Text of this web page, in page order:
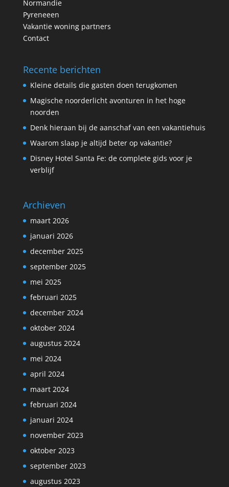
Normandie
Pyreneeen
Vakantie woning partners
Contact
Recente berichten
Kleine details die gasten doen terugkomen
Magische noorderlicht avonturen in het hoge
noorden
Denk hieraan bij de aanschaf van een vakantiehuis
Waarom slaap je altijd beter op vakantie?
Disney Hotel Santa Fe: de complete gids voor je
verblijf
Archieven
maart 2026
januari 2026
december 2025
september 2025
mei 2025
februari 2025
december 2024
oktober 2024
augustus 2024
mei 2024
april 2024
maart 2024
februari 2024
januari 2024
november 2023
oktober 2023
september 2023
augustus 2023